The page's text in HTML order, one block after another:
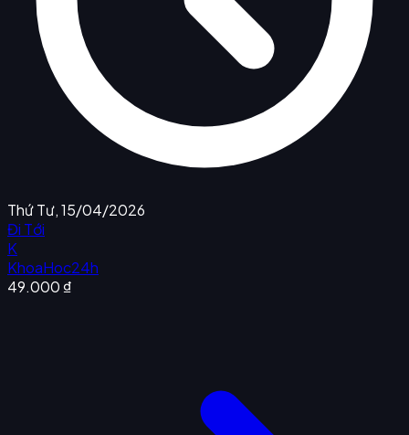
Thứ Tư, 15/04/2026
Đi Tới
K
KhoaHoc24h
49.000 ₫